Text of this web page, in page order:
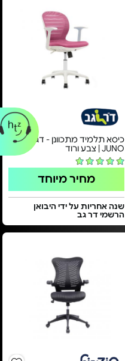
כיסא תלמיד מתכוונן - דגם
JUNO | צבע ורוד
מחיר מיוחד
שנה אחריות על ידי היבואן
הרשמי דר גב